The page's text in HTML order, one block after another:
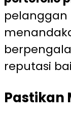
pelanggan
reputasi
Pastikan